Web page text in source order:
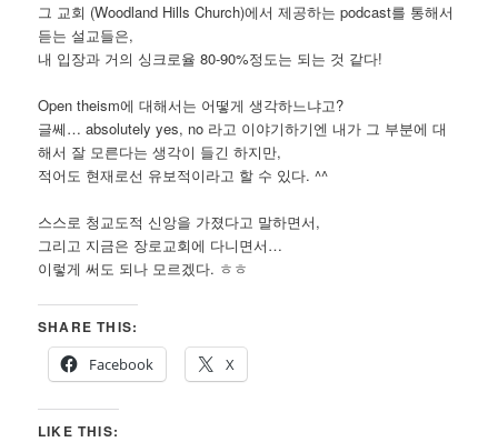
그 교회 (Woodland Hills Church)에서 제공하는 podcast를 통해서
듣는 설교들은,
내 입장과 거의 싱크로율 80-90%정도는 되는 것 같다!
Open theism에 대해서는 어떻게 생각하느냐고?
글쎄… absolutely yes, no 라고 이야기하기엔 내가 그 부분에 대
해서 잘 모른다는 생각이 들긴 하지만,
적어도 현재로선 유보적이라고 할 수 있다. ^^
스스로 청교도적 신앙을 가졌다고 말하면서,
그리고 지금은 장로교회에 다니면서…
이렇게 써도 되나 모르겠다. ㅎㅎ
SHARE THIS:
Facebook
X
LIKE THIS: